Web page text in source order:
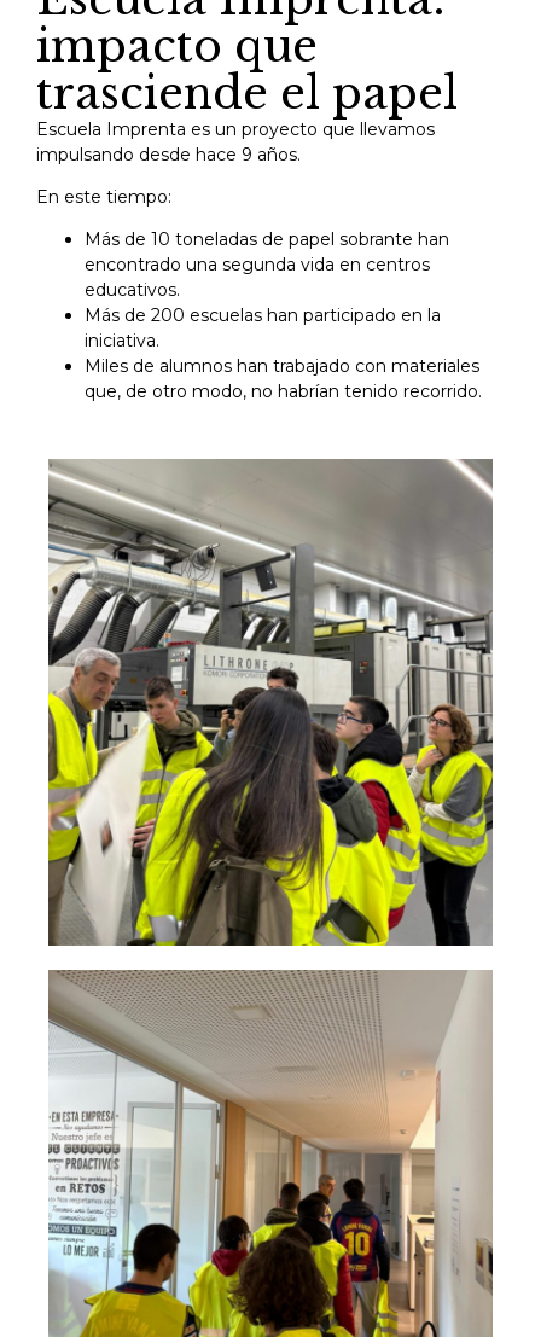
impacto que
trasciende el papel
Escuela Imprenta es un proyecto que llevamos
impulsando desde hace 9 años.
En este tiempo:
Más de 10 toneladas de papel sobrante han
encontrado una segunda vida en centros
educativos.
Más de 200 escuelas han participado en la
iniciativa.
Miles de alumnos han trabajado con materiales
que, de otro modo, no habrían tenido recorrido.